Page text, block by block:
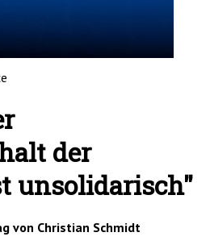
der
unsolidarisch"
von Christian Schmidt